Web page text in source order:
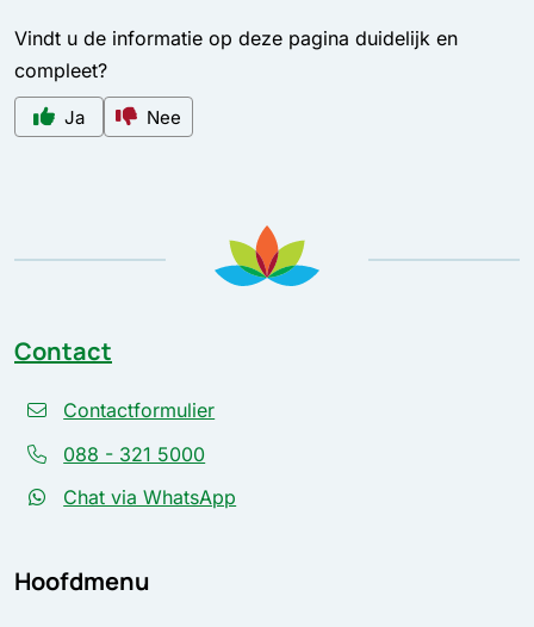
Vindt u de informatie op deze pagina duidelijk en
compleet?
Ja Nee
Contact
Contactformulier
088 - 321 5000
Chat via WhatsApp
Hoofdmenu